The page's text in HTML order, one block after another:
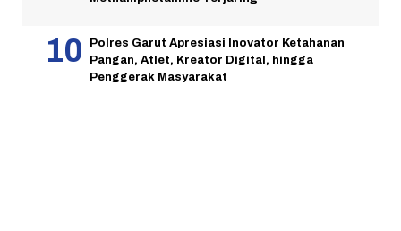
Polres Garut Apresiasi Inovator Ketahanan
Pangan, Atlet, Kreator Digital, hingga
Penggerak Masyarakat